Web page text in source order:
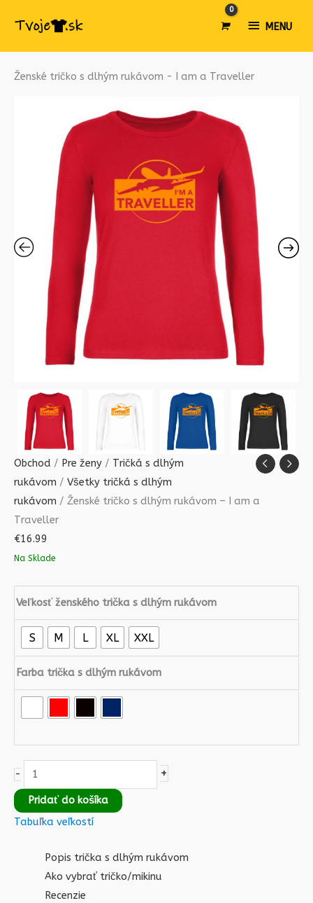
MENU
MENU
Ženské tričko s dlhým rukávom - I am a Traveller
Obchod / Pre ženy / Tričká s dlhým
rukávom / Všetky tričká s dlhým
rukávom / Ženské tričko s dlhým rukávom – I am a
Traveller
€16.99
Na Sklade
Veľkosť ženského trička s dlhým rukávom
S M L XL XXL
Farba trička s dlhým rukávom
-
množstvo
rukávom
a
Traveller
+
Pridať do košíka
Tabuľka veľkostí
Popis trička s dlhým rukávom
Ako vybrať tričko/mikinu
Recenzie